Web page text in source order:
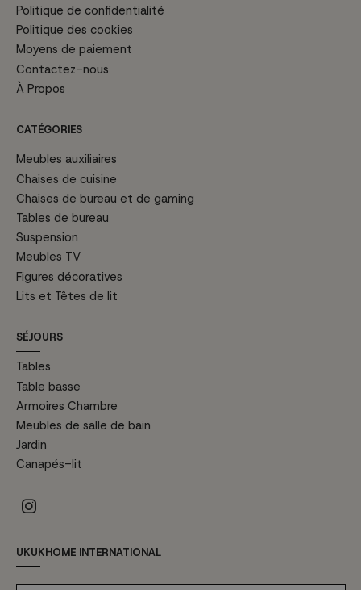
Politique de confidentialité
Politique des cookies
Moyens de paiement
Contactez-nous
À Propos
CATÉGORIES
Meubles auxiliaires
Chaises de cuisine
Chaises de bureau et de gaming
Tables de bureau
Suspension
Meubles TV
Figures décoratives
Lits et Têtes de lit
SÉJOURS
Tables
Table basse
Armoires Chambre
Meubles de salle de bain
Jardin
Canapés-lit
UKUKHOME INTERNATIONAL